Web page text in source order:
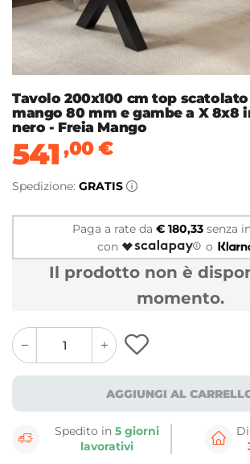
Tavolo 200x100 cm top
mango 80 mm e gambe a X 8x8
nero - Freia Mango
541,00€
Spedizione: GRATIS
Paga a rate da € 180,33senza
con
o
Il prodotto non è
momento.
quantity
button
quantity
minus
button
AGGIUNGI AL
Spedito in5 giorni
lavorativi